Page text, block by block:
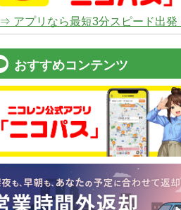
⇒ アプリなら最短3分スピード出発
おすすめコンテンツ